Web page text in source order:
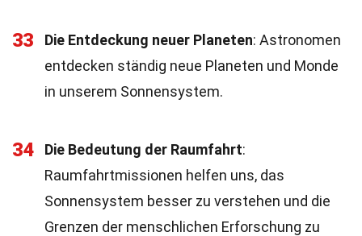
33 Die Entdeckung neuer Planeten: Astronomen
entdecken ständig neue Planeten und Monde
in unserem Sonnensystem.
34 Die Bedeutung der Raumfahrt:
Raumfahrtmissionen helfen uns, das
Sonnensystem besser zu verstehen und die
Grenzen der menschlichen Erforschung zu